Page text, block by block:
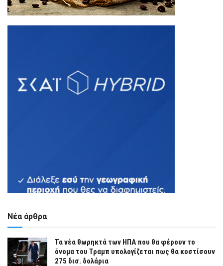
Νέα άρθρα
Τα νέα θωρηκτά των ΗΠΑ που θα φέρουν το
όνομα του Τραμπ υπολογίζεται πως θα κοστίσουν
275 δισ. δολάρια